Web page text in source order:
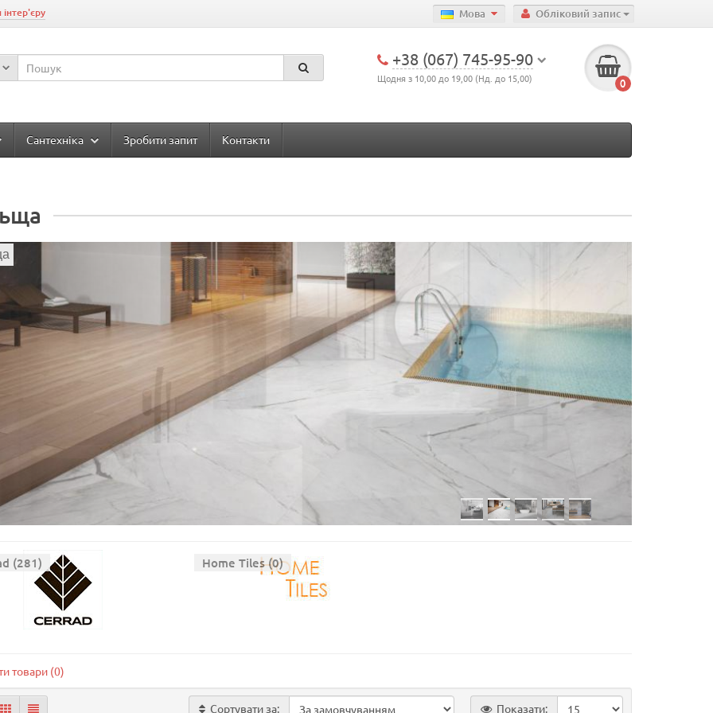
Обліковий запис
Мова
+38 (067) 745-95-90
Щодня з 10,00 до 19,00 (Нд. до 15,00) 0
Сантехніка Зробити запит Контакти
(281) Home Tiles (0)
товари (0)
Сортувати за: Показати: